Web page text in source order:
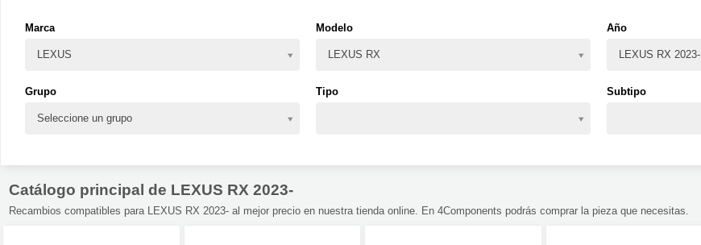
Marca
LEXUS
Modelo
LEXUS RX
Año
LEXUS RX 2023-
Grupo
Seleccione un grupo
Tipo Subtipo
Catálogo principal de LEXUS RX 2023-
Recambios compatibles para LEXUS RX 2023- al mejor precio en nuestra tienda online. En 4Components podrás comprar la pieza que necesitas.